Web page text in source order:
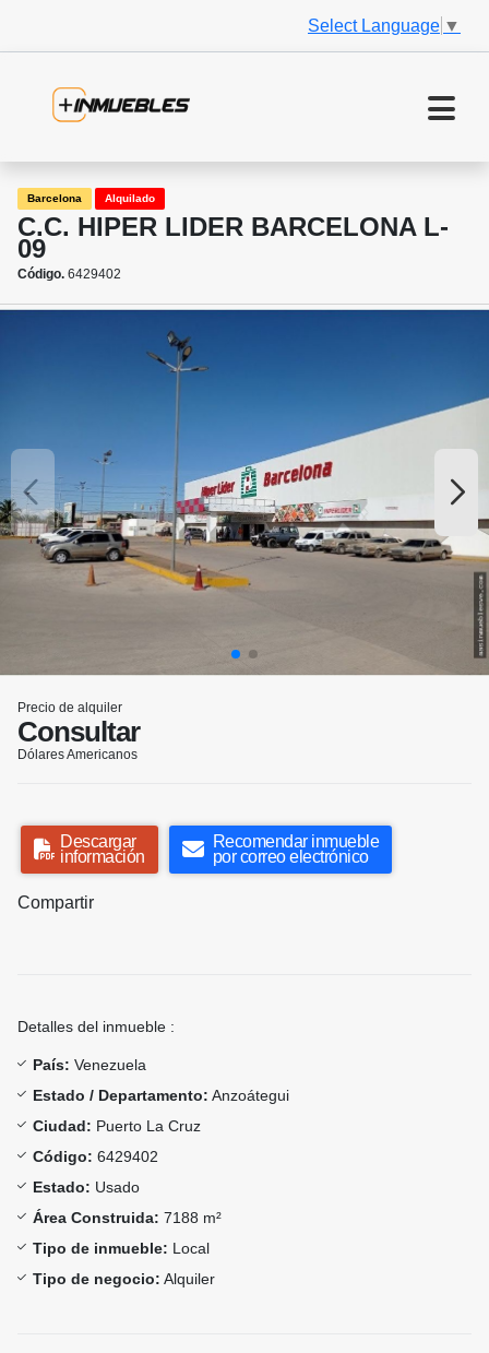
Select Language ▼
Barcelona Alquilado
C.C. HIPER LIDER BARCELONA L-
09
Código. 6429402
Precio de alquiler
Consultar
Dólares Americanos
Descargar
información
Recomendar inmueble
por correo electrónico
Compartir
Detalles del inmueble :
País: Venezuela
Estado / Departamento: Anzoátegui
Ciudad: Puerto La Cruz
Código: 6429402
Estado: Usado
Área Construida: 7188 m²
Tipo de inmueble: Local
Tipo de negocio: Alquiler